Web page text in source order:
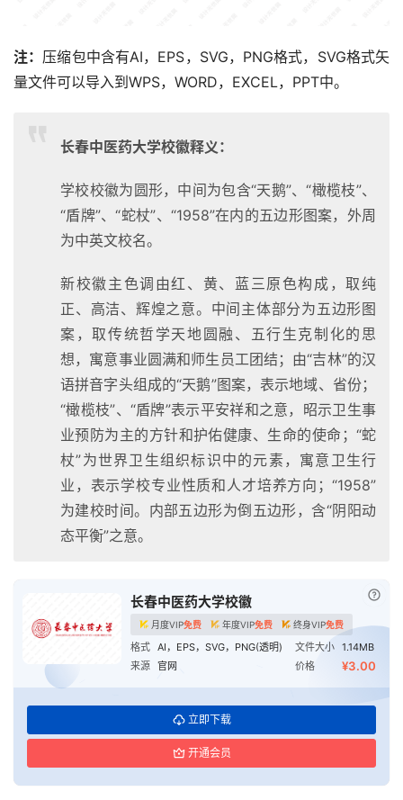
注： 压缩包中含有AI，EPS，SVG，PNG格式，SVG格式矢
量文件可以导入到WPS，WORD，EXCEL，PPT中。
长春中医药大学校徽释义：
学校校徽为圆形，中间为包含“天鹅”、“橄榄枝”、
“盾牌”、“蛇杖”、“1958”在内的五边形图案，外周
为中英文校名。
新校徽主色调由红、黄、蓝三原色构成，取纯
正、高洁、辉煌之意。中间主体部分为五边形图
案，取传统哲学天地圆融、五行生克制化的思
想，寓意事业圆满和师生员工团结；由“吉林”的汉
语拼音字头组成的“天鹅”图案，表示地域、省份；
“橄榄枝”、“盾牌”表示平安祥和之意，昭示卫生事
业预防为主的方针和护佑健康、生命的使命；“蛇
杖”为世界卫生组织标识中的元素，寓意卫生行
业，表示学校专业性质和人才培养方向；“1958”
为建校时间。内部五边形为倒五边形，含“阴阳动
态平衡”之意。
长春中医药大学校徽
月度VIP免费 年度VIP免费 终身VIP免费
格式 AI，EPS，SVG，PNG(透明) 文件大小
1.14MB
来源 官网 价格 ¥3.00
立即下载
开通会员